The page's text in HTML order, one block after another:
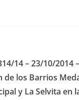
La
14 – 23/10/2014
de los Barrios
y La Selvita en